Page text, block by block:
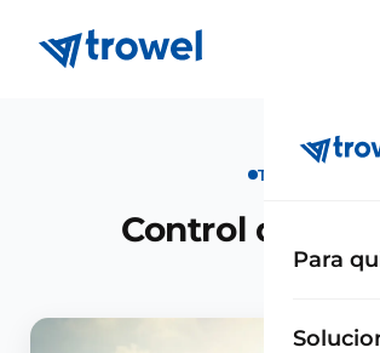
Para
TAG
Control de